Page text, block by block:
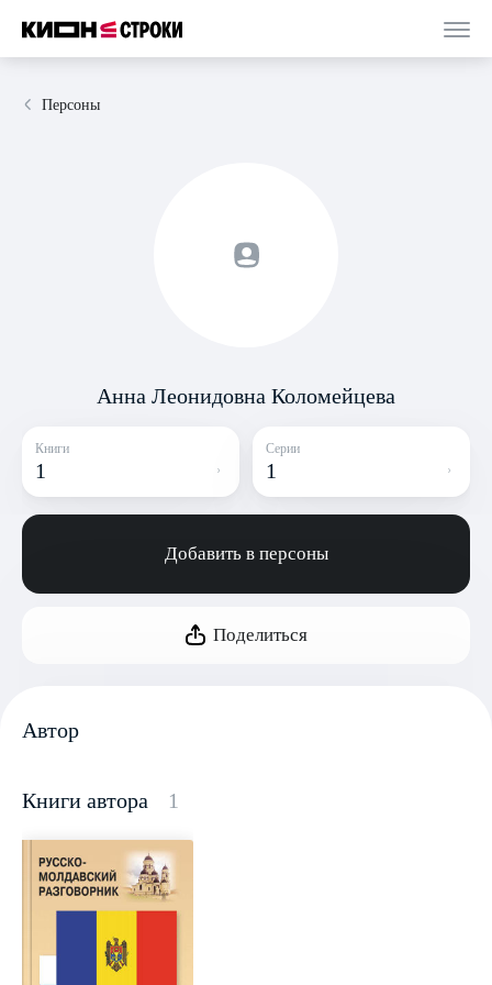
Персоны
Анна Леонидовна Коломейцева
Книги
1
Серии
1
Добавить в персоны
Поделиться
Автор
Книги автора 1